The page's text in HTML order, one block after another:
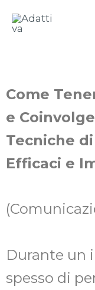
Come
e
Tecniche
Efficaci e
Durante un
spesso di